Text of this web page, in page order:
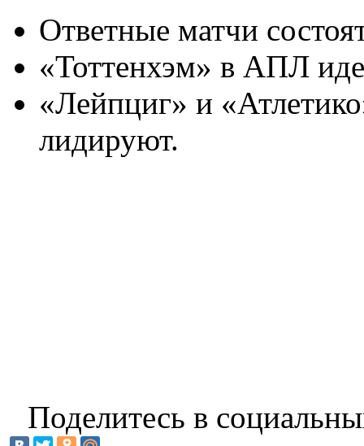
Ответные матчи
«Тоттенхэм» в АПЛ
«Лейпциг» и
лидируют.
Поделитесь в